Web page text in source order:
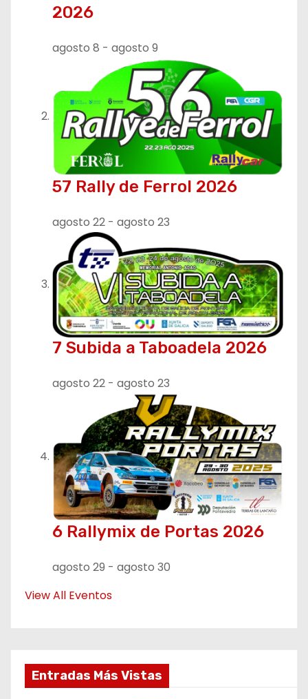
2026
agosto 8 - agosto 9
57 Rally de Ferrol 2026
agosto 22 - agosto 23
7 Subida a Taboadela 2026
agosto 22 - agosto 23
6 Rallymix de Portas 2026
agosto 29 - agosto 30
View All Eventos
Entradas Más Vistas